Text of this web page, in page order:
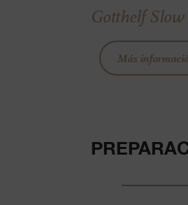
Gotthelf Slow
Más